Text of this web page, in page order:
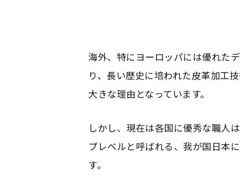
海外、特にヨーロッパには優れた
り、長い歴史に培われた皮革加工
大きな理由となっています。
しかし、現在は各国に優秀な職人
プレベルと呼ばれる、我が国日本
す。